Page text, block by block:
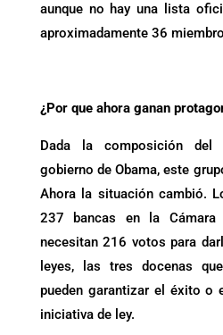
aunque no hay una lista
aproximadamente 36
¿Por que ahora ganan
Dada la composición del
gobierno de Obama, este
Ahora la situación cambió.
237 bancas en la Cámara
necesitan 216 votos para
leyes, las tres docenas
pueden garantizar el éxito o
iniciativa de ley.